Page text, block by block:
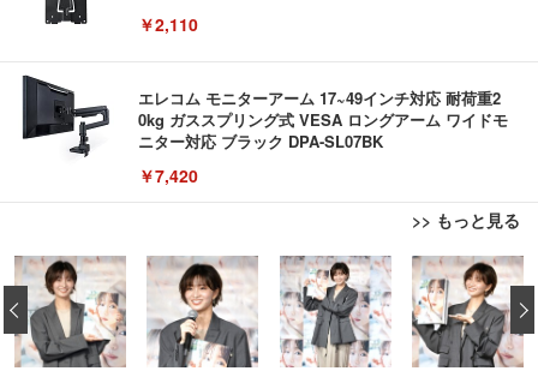
￥2,110
エレコム モニターアーム 17~49インチ対応 耐荷重2
0kg ガススプリング式 VESA ロングアーム ワイドモ
ニター対応 ブラック DPA-SL07BK
￥7,420
>> もっと見る
Bluetoothイヤホン ワイヤレスイヤホン IPX7防水
最大60時間再生 2026年最新Bluetooth6.0ブルートゥ
ースイヤホン 全音域HIFI音質低遅延接続瞬時 片耳/
両耳 WEB会議/運動/ゲーム/通学通勤/スポーツ/音楽
用iPhone/Android対応 (002 black)
￥999
エレコム 充電器 Type-C USB-C 20W USB PD対応
ケーブル一体型 1.5m PSE認証品 GaN採用 折りたた
み式プラグ しろちゃん 【 iPhone16 15 等対応】 E
C-AC6920WF
￥1,090
エレコム ワイヤレスマウス Bluetooth Slint M-TM1
0BBWH/EC 薄型 静音 4ボタン プレゼンモード機能
付 Windows Mac Android iOS iPadOS FireOS対応
ホワイト
￥1,390
‹